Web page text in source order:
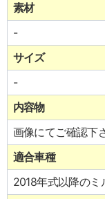
素材
-
サイズ
-
内容物
画像にてご確認下
適合車種
2018年式以降の